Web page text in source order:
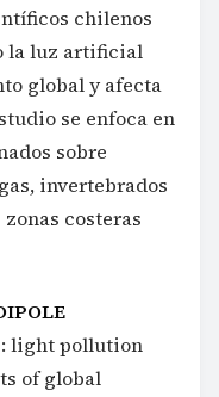
chilenos
la luz artificial
global y afecta
se enfoca en
sobre
invertebrados
costeras
light pollution
of global